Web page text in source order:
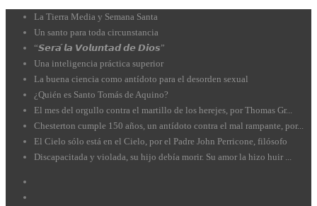
La Tierra Media y Semana Santa
Un santo para toda circunstancia
“𝙎𝙚𝙧𝙖́ 𝙡𝙖 𝙑𝙤𝙡𝙪𝙣𝙩𝙖𝙙 𝙙𝙚 𝘿𝙞𝙤𝙨”
Una inteligencia práctica superior
La buena ciencia como antídoto para el desorden sexual
¿Quién es Santo Tomás de Aquino?
El mes del orgullo contra el martillo de los herejes, por Thomas Gr...
Chesterton cumple 150 años, un antídoto contra el mal rampante, por...
El Cielo sólo está en el Cielo, por el Padre John Perricone, filósofo
Discapacitada y violada, su hijo debía morir. Su amor la hizo huir ...